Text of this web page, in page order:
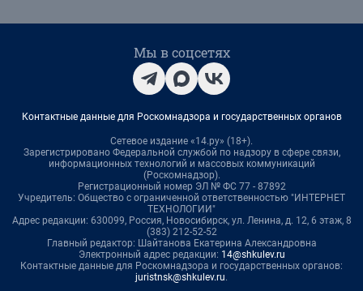
Мы в соцсетях
Контактные данные для Роскомнадзора и государственных органов
Сетевое издание «14.ру» (18+).
Зарегистрировано Федеральной службой по надзору в сфере связи,
информационных технологий и массовых коммуникаций
(Роскомнадзор).
Регистрационный номер ЭЛ № ФС 77 - 87892
Учредитель: Общество с ограниченной ответственностью "ИНТЕРНЕТ
ТЕХНОЛОГИИ"
Адрес редакции: 630099, Россия, Новосибирск, ул. Ленина, д. 12, 6 этаж, 8
(383) 212-52-52
Главный редактор: Шайтанова Екатерина Александровна
Электронный адрес редакции: 14@shkulev.ru
Контактные данные для Роскомнадзора и государственных органов:
juristnsk@shkulev.ru.